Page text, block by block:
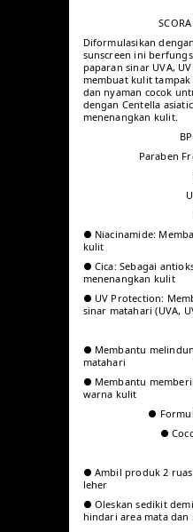
Diformulasikan
sunscreen ini
paparan sinar UVA,
membuat kulit tampak
nyaman cocok untuk
dengan Centella
menenangkan kulit.
Paraben
● Niacinamide:
warna kulit
● Cica: Sebagai
menenangkan kulit
● UV Protection:
matahari (UVA, UVB,
● Membantu
matahari
● Membantu
warna kulit
●
●
● Ambil produk 2
leher
● Oleskan sedikit
hindari area mata dan